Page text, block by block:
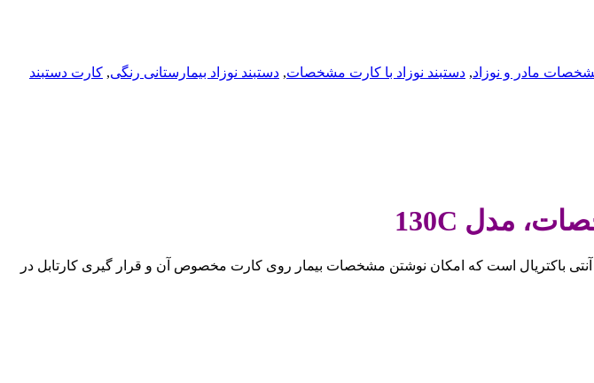
مادر و نوزاد, دستبند نوزاد با کارت مشخصات, دستبند نوزاد بیمارستانی رنگی, کارت دستبند
مدل 130C
باکتریال است که امکان نوشتن مشخصات بیمار روی کارت مخصوص آن و قرار گیری کارتابل در